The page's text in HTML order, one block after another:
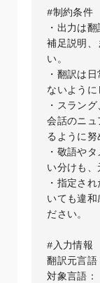
#制約条件
・出力は
補足説明、
い。
・翻訳は
ないように
・スラン
会話のニュ
るように努
・敬語や
い分けも、
・指定さ
いても違和
ださい。
#入力情報
翻訳元言語
対象言語：